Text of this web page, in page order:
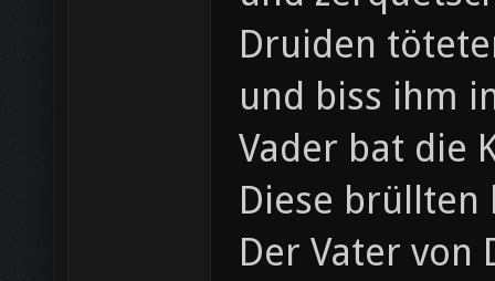
Druiden
und biss ihm
Vader bat die
Diese brüllten
Der Vater von